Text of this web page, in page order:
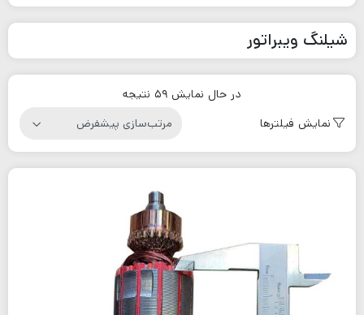
شیلنگ ویبراتور
در حال نمایش 59 نتیجه
نمایش فیلترها